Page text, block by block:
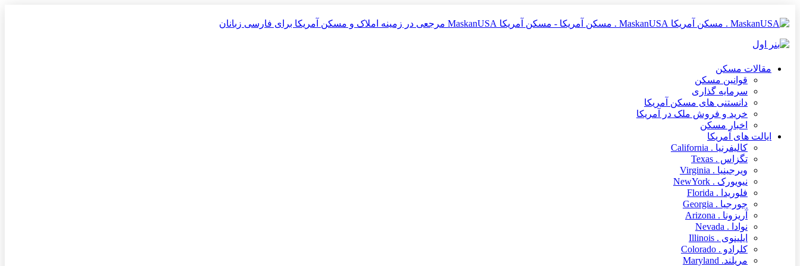
MaskanUSA . مسکن آمریکا - مسکن آمریکا MaskanUSA مرجعی در زمینه املاک و مسکن آمریکا برای فارسی زبانان
مقالات مسکن
قوانین مسکن
سرمایه گذاری
دانستنی های مسکن آمریکا
خرید و فروش ملک در آمریکا
اخبار مسکن
ایالت های آمریکا
کالیفرنیا . California
تگزاس . Texas
ویرجینیا . Virginia
نیویورک . NewYork
فلوریدا . Florida
جورجیا . Georgia
آریزونا . Arizona
نوادا . Nevada
ایلینوی . Illinois
کلرادو . Colorado
مریلند. Maryland